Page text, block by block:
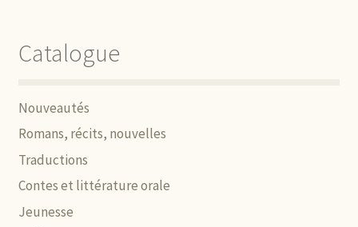
Catalogue
Nouveautés
Romans, récits, nouvelles
Traductions
Contes et littérature orale
Jeunesse